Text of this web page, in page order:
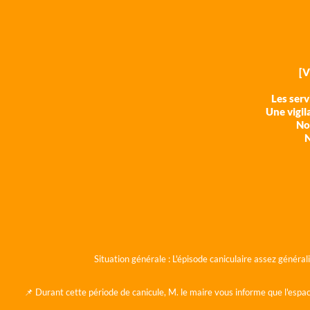
Les
Une
Situation générale : L'épisode caniculaire assez
📌 Durant cette période de canicule, M. le maire vous informe que